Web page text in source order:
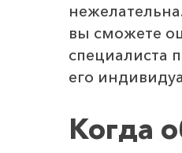
вы сможете
специалиста
его
Когда